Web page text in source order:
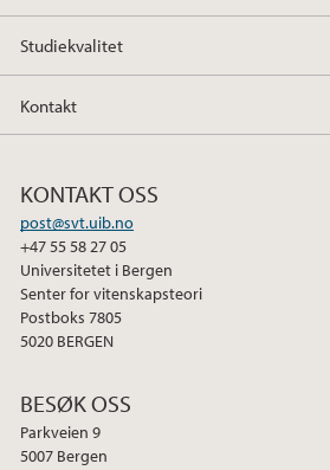
Studiekvalitet
Kontakt
KONTAKT OSS
post@svt.uib.no
+47 55 58 27 05
Universitetet i Bergen
Senter for vitenskapsteori
Postboks 7805
5020 BERGEN
BESØK OSS
Parkveien 9
5007 Bergen